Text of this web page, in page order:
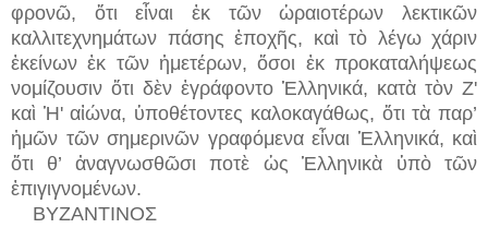
φρονῶ, ὅτι εἶναι ἐκ τῶν ὡραιοτέρων λεκτικῶν
καλλιτεχνημάτων πάσης ἐποχῆς, καὶ τὸ λέγω χάριν
ἐκείνων ἐκ τῶν ἡμετέρων, ὅσοι ἐκ προκαταλήψεως
νομίζουσιν ὅτι δὲν ἐγράφοντο Ἑλληνικά, κατὰ τὸν Ζ'
καὶ Ἡ' αἰώνα, ὑποθέτοντες καλοκαγάθως, ὅτι τὰ παρ’
ἠμῶν τῶν σημερινῶν γραφόμενα εἶναι Ἑλληνικά, καὶ
ὅτι θ’ ἀναγνωσθῶσι ποτὲ ὡς Ἑλληνικὰ ὑπὸ τῶν
ἐπιγιγνομένων.
ΒΥΖΑΝΤΙΝΟΣ